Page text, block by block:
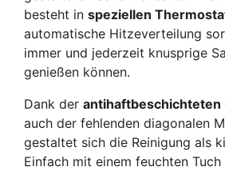
besteht in speziellen
automatische Hitzeverteilung
immer und jederzeit knusprige
genießen können.
Dank der antihaftbeschichteten
auch der fehlenden diagonalen
gestaltet sich die Reinigung als
Einfach mit einem feuchten